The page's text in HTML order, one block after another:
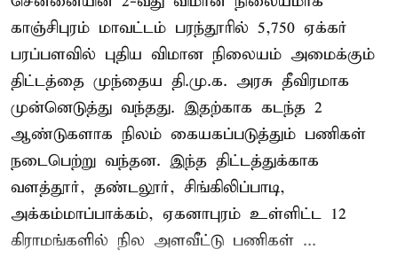
காஞ்சிபுரம் மாவட்டம் பரந்தூரில் 5,750 ஏக்கர்
பரப்பளவில் புதிய விமான நிலையம் அமைக்கும்
திட்டத்தை முந்தைய தி.மு.க. அரசு தீவிரமாக
முன்னெடுத்து வந்தது. இதற்காக கடந்த 2
ஆண்டுகளாக நிலம் கையகப்படுத்தும் பணிகள்
நடைபெற்று வந்தன. இந்த திட்டத்துக்காக
வளத்தூர், தண்டலூர், சிங்கிலிப்பாடி,
அக்கம்மாப்பாக்கம், ஏகனாபுரம் உள்ளிட்ட 12
கிராமங்களில் நில அளவீட்டு பணிகள் ...